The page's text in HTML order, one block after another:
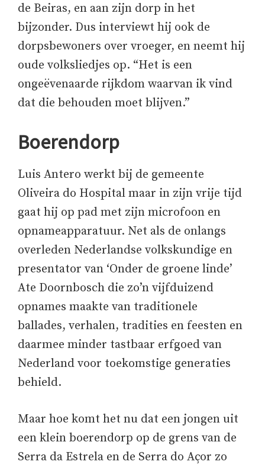
de Beiras, en aan zijn dorp in het
bijzonder. Dus interviewt hij ook de
dorpsbewoners over vroeger, en neemt hij
oude volksliedjes op. “Het is een
ongeëvenaarde rijkdom waarvan ik vind
dat die behouden moet blijven.”
Boerendorp
Luis Antero werkt bij de gemeente
Oliveira do Hospital maar in zijn vrije tijd
gaat hij op pad met zijn microfoon en
opnameapparatuur. Net als de onlangs
overleden Nederlandse volkskundige en
presentator van ‘Onder de groene linde’
Ate Doornbosch die zo’n vijfduizend
opnames maakte van traditionele
ballades, verhalen, tradities en feesten en
daarmee minder tastbaar erfgoed van
Nederland voor toekomstige generaties
behield.
Maar hoe komt het nu dat een jongen uit
een klein boerendorp op de grens van de
Serra da Estrela en de Serra do Açor zo